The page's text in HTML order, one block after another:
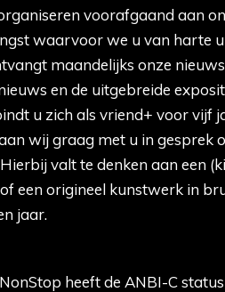
voorafgaand aan
waarvoor we u van harte
maandelijks onze
en de uitgebreide
u zich als vriend+ voor vijf
wij graag met u in gesprek
valt te denken aan een
een origineel kunstwerk in
jaar.
heeft de ANBI-C